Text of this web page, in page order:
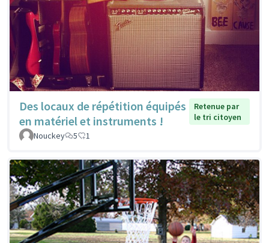
Des locaux de répétition équipés
en matériel et instruments !
Retenue par
le tri citoyen
Nouckey
5 1